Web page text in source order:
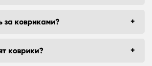
за ковриками?
коврики?